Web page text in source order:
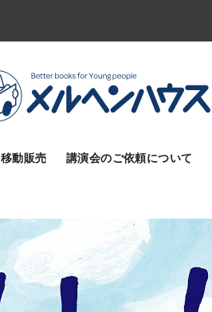
移動販売 講演会のご依頼について